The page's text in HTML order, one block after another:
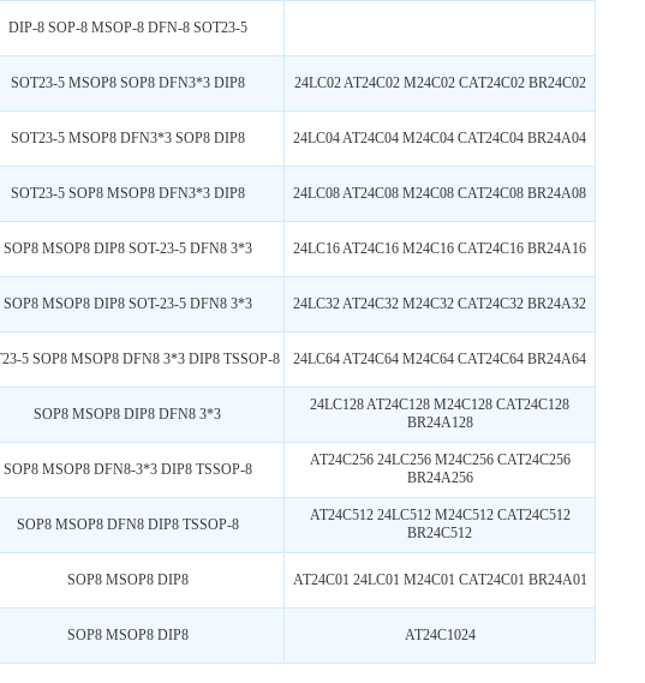
DIP-8 SOP-8 MSOP-8 DFN-8 SOT23-5
SOT23-5 MSOP8 SOP8 DFN3*3 DIP8 24LC02 AT24C02 M24C02 CAT24C02 BR24C02
SOT23-5 MSOP8 DFN3*3 SOP8 DIP8 24LC04 AT24C04 M24C04 CAT24C04 BR24A04
SOT23-5 SOP8 MSOP8 DFN3*3 DIP8 24LC08 AT24C08 M24C08 CAT24C08 BR24A08
SOP8 MSOP8 DIP8 SOT-23-5 DFN8 3*3 24LC16 AT24C16 M24C16 CAT24C16 BR24A16
SOP8 MSOP8 DIP8 SOT-23-5 DFN8 3*3 24LC32 AT24C32 M24C32 CAT24C32 BR24A32
5 SOP8 MSOP8 DFN8 3*3 DIP8 TSSOP-8 24LC64 AT24C64 M24C64 CAT24C64 BR24A64
SOP8 MSOP8 DIP8 DFN8 3*3
24LC128 AT24C128 M24C128 CAT24C128
BR24A128
SOP8 MSOP8 DFN8-3*3 DIP8 TSSOP-8
AT24C256 24LC256 M24C256 CAT24C256
BR24A256
SOP8 MSOP8 DFN8 DIP8 TSSOP-8
AT24C512 24LC512 M24C512 CAT24C512
BR24C512
SOP8 MSOP8 DIP8 AT24C01 24LC01 M24C01 CAT24C01 BR24A01
SOP8 MSOP8 DIP8 AT24C1024